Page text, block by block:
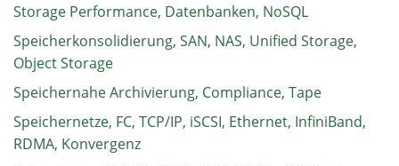
Storage Performance, Datenbanken, NoSQL
Speicherkonsolidierung, SAN, NAS, Unified Storage,
Object Storage
Speichernahe Archivierung, Compliance, Tape
Speichernetze, FC, TCP/IP, iSCSI, Ethernet, InfiniBand,
RDMA, Konvergenz